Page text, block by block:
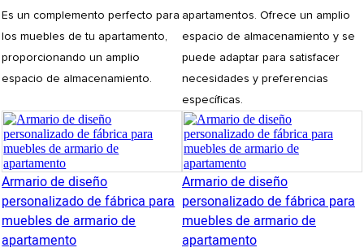
Es un complemento perfecto para
los muebles de tu apartamento,
proporcionando un amplio
espacio de almacenamiento.
apartamentos. Ofrece un amplio
espacio de almacenamiento y se
puede adaptar para satisfacer
necesidades y preferencias
específicas.
Armario de diseño
personalizado de fábrica para
muebles de armario de
apartamento
Armario de diseño
personalizado de fábrica para
muebles de armario de
apartamento